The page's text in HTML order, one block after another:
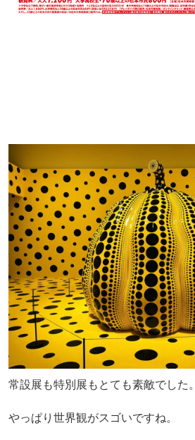
常設展も特別展もとても素敵でした。
やっぱり世界観がスゴいですね。